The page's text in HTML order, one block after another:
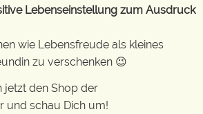
Lebenseinstellung zum Ausdruck
wie Lebensfreude als kleines
zu verschenken 😉
jetzt den Shop der
und schau Dich um!